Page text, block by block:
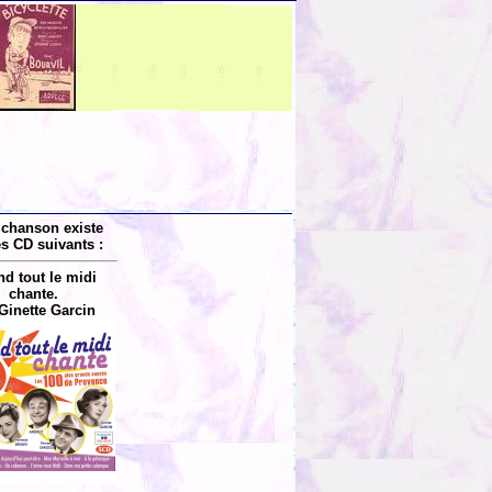
existe
CD suivants :
tout le midi
chante.
Garcin